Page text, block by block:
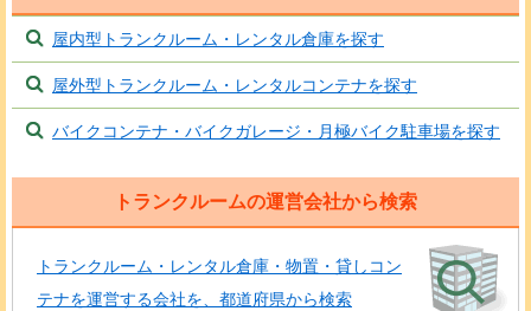
屋内型トランクルーム・レンタル倉庫を探す
屋外型トランクルーム・レンタルコンテナを探す
バイクコンテナ・バイクガレージ・月極バイク駐車場を探す
トランクルームの運営会社から検索
トランクルーム・レンタル倉庫・物置・貸しコン
テナを運営する会社を、都道府県から検索